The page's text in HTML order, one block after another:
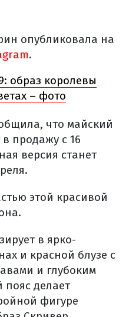
опубликовала на
.
образ королевы
– фото
что майский
продажу с 16
версия станет
этой красивой
в ярко-
и красной блузе с
и глубоким
пояс делает
фигуре